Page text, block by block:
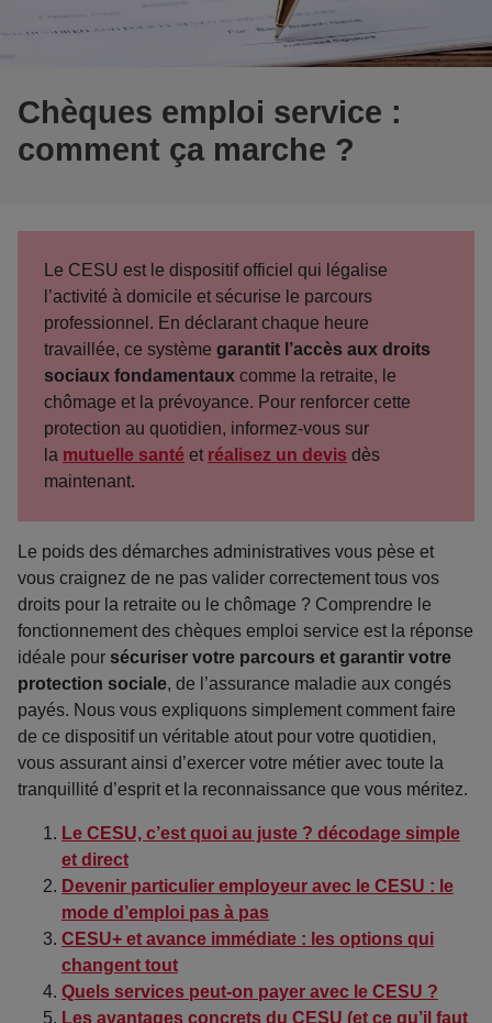
Chèques emploi service :
comment ça marche ?
Le CESU est le dispositif officiel qui légalise
l’activité à domicile et sécurise le parcours
professionnel . En déclarant chaque heure
travaillée, ce système garantit l’accès aux droits
sociaux fondamentaux comme la retraite, le
chômage et la prévoyance. Pour renforcer cette
protection au quotidien, informez-vous sur
la mutuelle santé et réalisez un devis dès
maintenant.
Le poids des démarches administratives vous pèse et
vous craignez de ne pas valider correctement tous vos
droits pour la retraite ou le chômage ? Comprendre le
fonctionnement des chèques emploi service est la réponse
idéale pour sécuriser votre parcours et garantir votre
protection sociale, de l’assurance maladie aux congés
payés. Nous vous expliquons simplement comment faire
de ce dispositif un véritable atout pour votre quotidien,
vous assurant ainsi d’exercer votre métier avec toute la
tranquillité d’esprit et la reconnaissance que vous méritez.
Le CESU, c’est quoi au juste ? décodage simple
et direct
Devenir particulier employeur avec le CESU : le
mode d’emploi pas à pas
CESU+ et avance immédiate : les options qui
changent tout
Quels services peut-on payer avec le CESU ?
Les avantages concrets du CESU (et ce qu’il faut